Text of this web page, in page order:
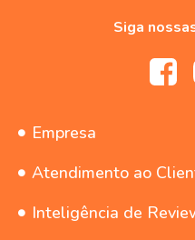
Siga
Empresa
Atendimento ao
Inteligência de